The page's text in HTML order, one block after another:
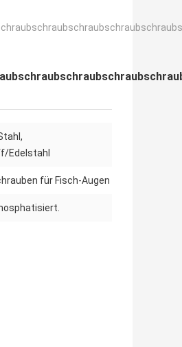
Edelstahl
für Fisch-Augen